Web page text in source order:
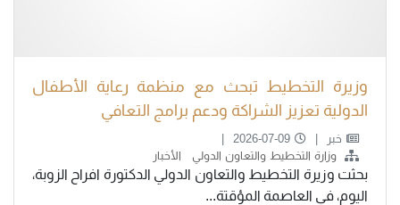
وزيرة التخطيط تبحث مع منظمة رعاية الأطفال
الدولية تعزيز الشراكة ودعم برامج التعافي
خبر
2026-07-09
وزارة التخطيط والتعاون الدولي
الأخبار
بحثت وزيرة التخطيط والتعاون الدولي الدكتورة افراح الزوبة،
اليوم، في العاصمة المؤقتة...